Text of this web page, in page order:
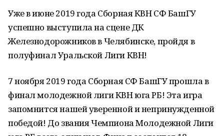
Уже в июне 2019 года Сборная КВН СФ БашГУ
успешно выступила на сцене ДК
Железнодорожников в Челябинске, пройдя в
полуфинал Уральской Лиги КВН!
7 ноября 2019 года Сборная СФ БашГУ прошла в
финал молодежной лиги КВН юга РБ! Эта игра
запомнится нашей уверенной и непринужденной
победой! До звания Чемпиона Молодежной Лиги